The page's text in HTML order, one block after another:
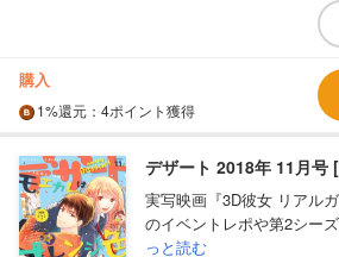
購入
1%還元 ：4ポイント獲得
デザート 2018年 11月号
実写映画『3D彼女 リアル
のイベントレポや第2シー
っと読む